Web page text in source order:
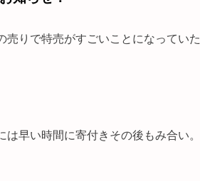
りで特売がすごいことになっていた
早い時間に寄付きその後もみ合い。